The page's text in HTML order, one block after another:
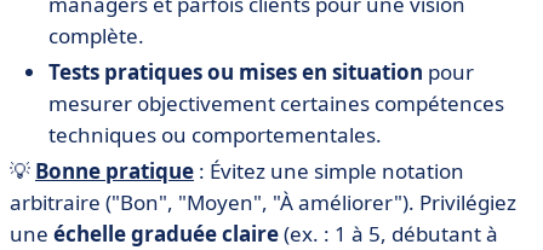
complète.
Tests pratiques ou mises en situation pour
mesurer objectivement certaines compétences
techniques ou comportementales.
💡 Bonne pratique : Évitez une simple notation
arbitraire ("Bon", "Moyen", "À améliorer"). Privilégiez
une échelle graduée claire(ex. : 1 à 5, débutant à